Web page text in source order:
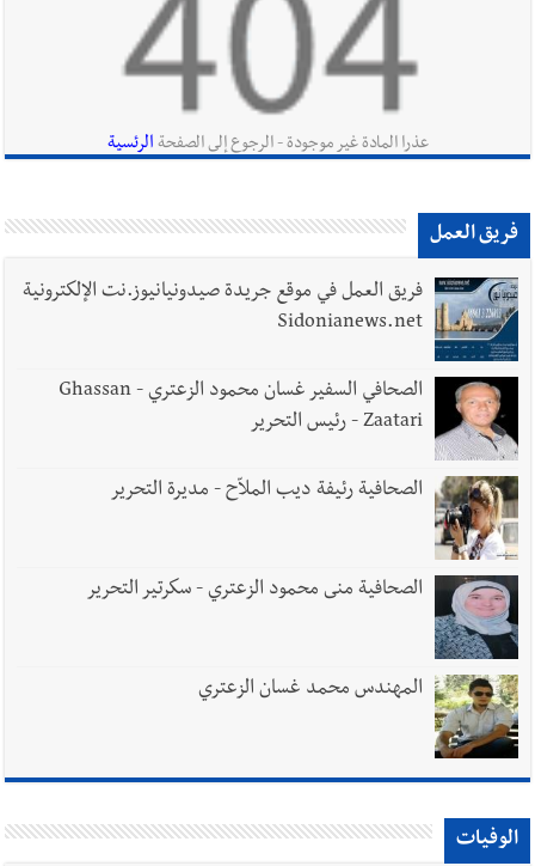
حراك ديبلوماسي للتجديد لـ اليونيفيل .. مسؤول غربي
عذرا المادة غير موجودة - الرجوع إلى الصفحة الرئسية
فريق العمل
فريق العمل في موقع جريدة صيدونيانيوز.نت الإلكترونية
Sidonianews.net
الصحافي السفير غسان محمود الزعتري - Ghassan
Zaatari - رئيس التحرير
الصحافية رئيفة ديب الملاّح - مديرة التحرير
الصحافية منى محمود الزعتري - سكرتير التحرير
المهندس محمد غسان الزعتري
الوفيات